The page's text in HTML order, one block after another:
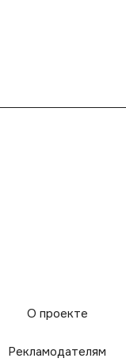
О проекте
Рекламодателям